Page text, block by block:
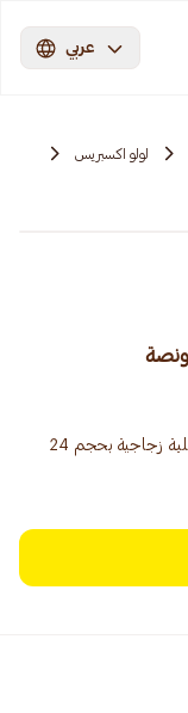
عربي
لولو اكسبريس
فريشلي صلصة المعكرونة بثلاثة أنواع من الجبن في علبة زجاجية بحجم 24